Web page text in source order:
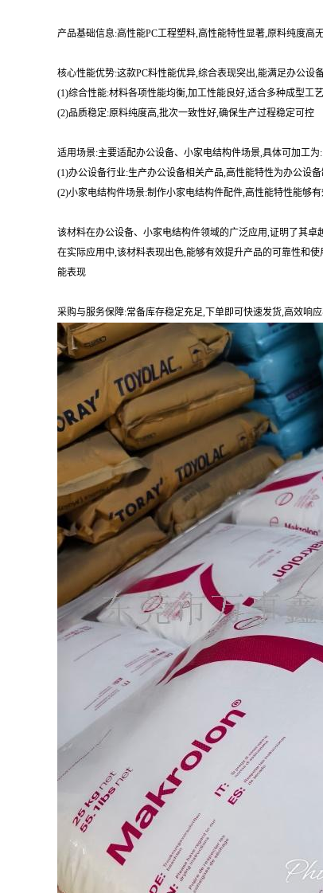
产品基础信息:高性能PC工程塑料,高性能特性显著,原料纯度
核心性能优势:这款PC料性能优异,综合表现突出,能满足办公设
(1)综合性能:材料各项性能均衡,加工性能良好,适合多种成型工艺
(2)品质稳定:原料纯度高,批次一致性好,确保生产过程稳定可控
适用场景:主要适配办公设备、小家电结构件场景,具体可加工为:
(1)办公设备行业:生产办公设备相关产品,高性能特性为办公设
(2)小家电结构件场景:制作小家电结构件配件,高性能特性能够
该材料在办公设备、小家电结构件领域的广泛应用,证明了其
在实际应用中,该材料表现出色,能够有效提升产品的可靠性和
能表现
采购与服务保障:常备库存稳定充足,下单即可快速发货,高效响